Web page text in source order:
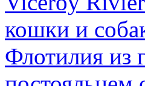
кошки и
Флотилия из